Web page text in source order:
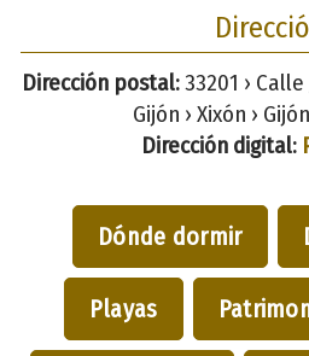
Dirección postal:33201 ›
Gijón › Xixón ›
Dirección digital:
Dónde dormir
Playas